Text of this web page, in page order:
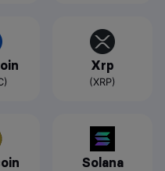
Xrp
(XRP)
Solana